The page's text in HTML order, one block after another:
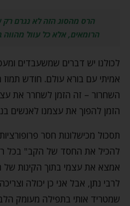
הרס מהסוג הזה לא נגרם רק
הרומאים, אלא כל עוול
לכולנו יש דברים שמשעבדים
אמיתי עם בורא עולם. חודש
השחרור – זה הזמן לשחרר את
הזמן להפוך את עצמנו לאנשים בני
תסכול מכישלונות חסר
להכיל את החסד של הקב" בכל
אמצא את עצמי בתוך הקינות של
לרבי נתן, אבל אני כן יכולה
שמטריד אותי בתפילה מעומק